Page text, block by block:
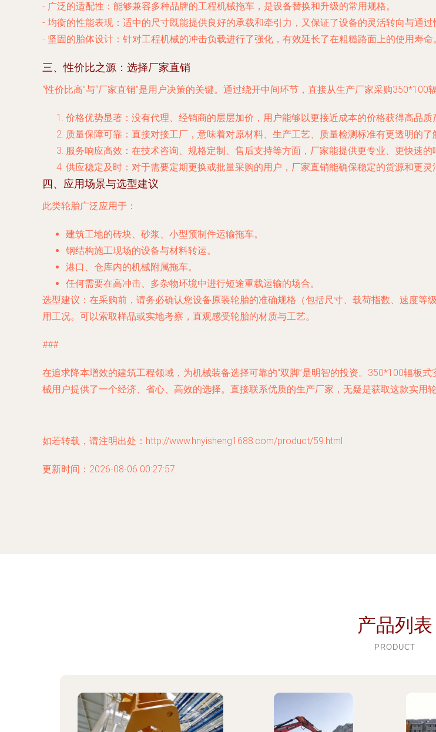
- 广泛的适配性 ：能够兼容多种品牌的工程机械拖车，是设备替换和升级的常用规格。
- 均衡的性能表现 ：适中的尺寸既能提供良好的承载和牵引力，又保证了设备的灵活转向与通过
- 坚固的胎体设计 ：针对工程机械的冲击负载进行了强化，有效延长了在粗糙路面上的使用寿命
三、性价比之源：选择厂家直销
“性价比高”与“厂家直销”是用户决策的关键。通过绕开中间环节，直接从生产厂家采购350*100
价格优势显著 ：没有代理、经销商的层层加价，用户能够以更接近成本的价格获得高品质
质量保障可靠 ：直接对接工厂，意味着对原材料、生产工艺、质量检测标准有更透明的了
服务响应高效 ：在技术咨询、规格定制、售后支持等方面，厂家能提供更专业、更快速的
供应稳定及时 ：对于需要定期更换或批量采购的用户，厂家直销能确保稳定的货源和更灵
四、应用场景与选型建议
此类轮胎广泛应用于：
建筑工地的砖块、砂浆、小型预制件运输拖车。
钢结构施工现场的设备与材料转运。
港口、仓库内的机械附属拖车。
任何需要在高冲击、多杂物环境中进行短途重载运输的场合。
选型建议 ：在采购前，请务必确认您设备原装轮胎的准确规格（包括尺寸、载荷指数、速度
用工况。可以索取样品或实地考察，直观感受轮胎的材质与工艺。
###
在追求降本增效的建筑工程领域，为机械装备选择可靠的“双脚”是明智的投资。350*100辐板
械用户提供了一个经济、省心、高效的选择。直接联系优质的生产厂家，无疑是获取这款实用
如若转载，请注明出处：http://www.hnyisheng1688.com/product/59.html
更新时间：2026-08-06 00:27:57
产品列表
PRODUCT